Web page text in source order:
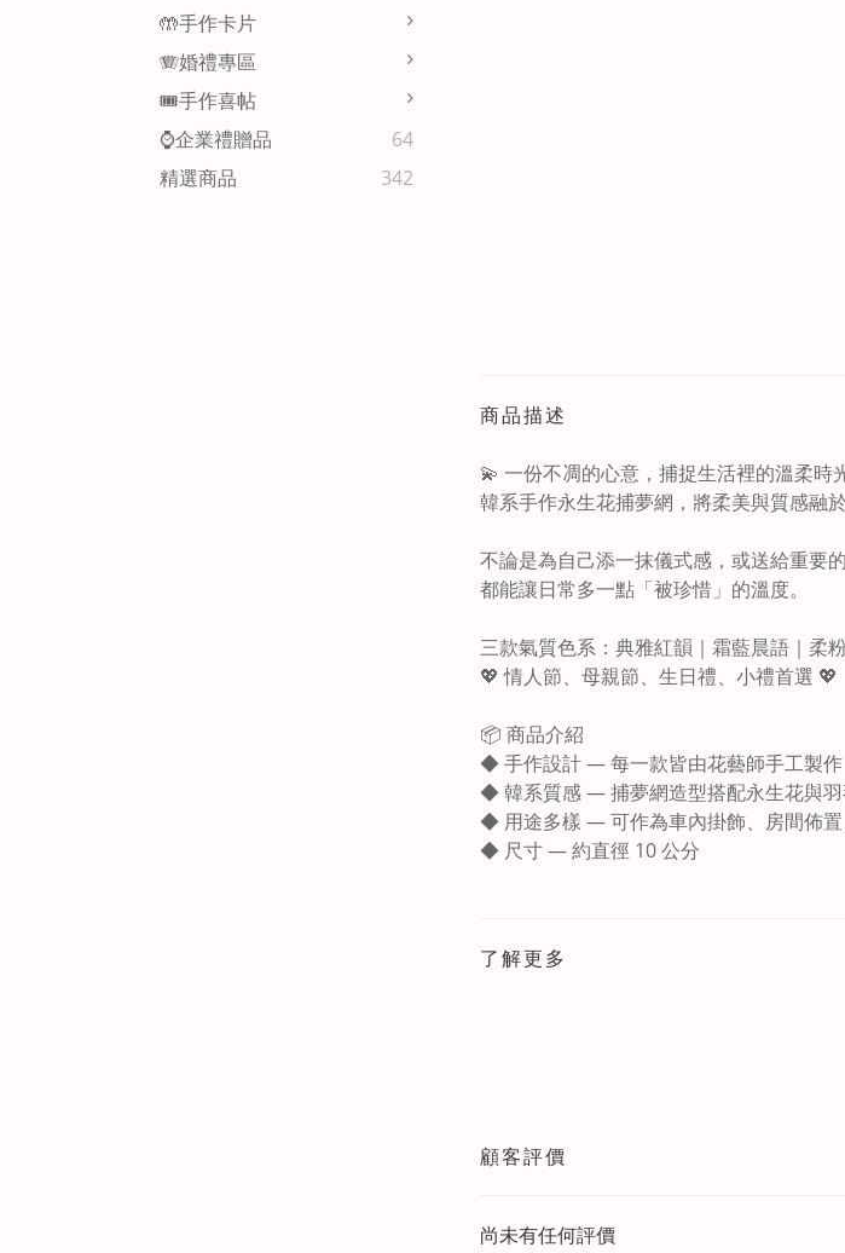
🤲手作卡片
🪗婚禮專區
🎟️手作喜帖
⌚企業禮贈品
64
精選商品
342
商品描述
💫 一份不凋的心意，捕捉生活裡的溫柔時光
韓系手作永生花捕夢網，將柔美與質感融於
不論是為自己添一抹儀式感，或送給重要的
都能讓日常多一點「被珍惜」的溫度。
三款氣質色系：典雅紅韻｜霜藍晨語｜柔
💖 情人節、母親節、生日禮、小禮首選 💖
📦 商品介紹
◆ 手作設計 — 每一款皆由花藝師手工製作
◆ 韓系質感 — 捕夢網造型搭配永生花與羽
◆ 用途多樣 — 可作為車內掛飾、房間佈置
◆ 尺寸 — 約直徑 10 公分
了解更多
顧客評價
尚未有任何評價